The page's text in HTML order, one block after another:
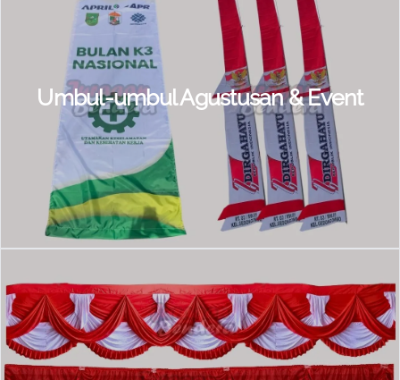
Umbul-umbul Agustusan & Event